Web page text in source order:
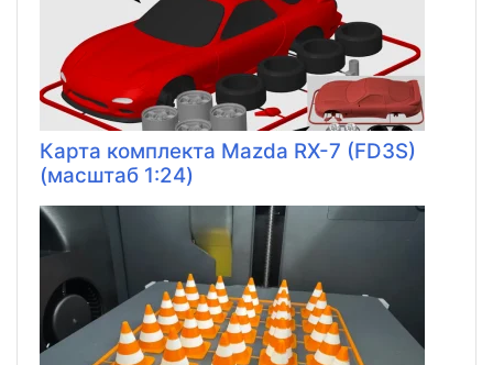
Карта комплекта Mazda RX-7 (FD3S)
(масштаб 1:24)